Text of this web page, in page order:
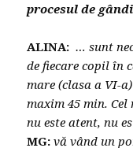
procesul de
ALINA: … sunt
de fiecare copil în
mare (clasa a VI-
maxim 45 min.
nu este atent, nu
MG: vă vând un